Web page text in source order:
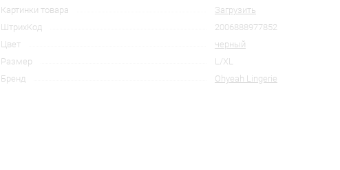
Картинки товара
Загрузить
ШтрихКод
2006888977852
Цвет
черный
Размер
L/XL
Бренд
Ohyeah Lingerie